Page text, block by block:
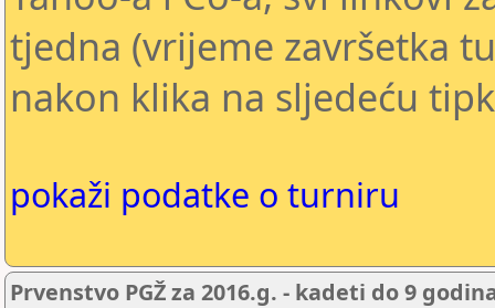
tjedna (vrijeme završetka
nakon klika na sljedeću
pokaži podatke o turniru
Prvenstvo PGŽ za 2016.g. - kadeti do 9